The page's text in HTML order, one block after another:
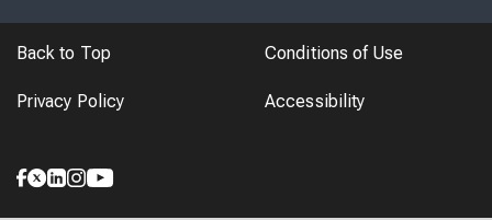
Back to Top Conditions of Use
Privacy Policy Accessibility